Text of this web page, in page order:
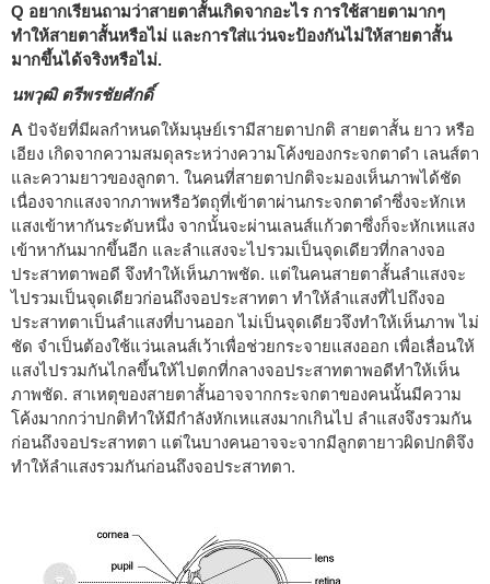
Q อยากเรียนถามว่าสายตาสั้นเกิดจากอะไร การใช้สายตามากๆ
ทำให้สายตาสั้นหรือไม่ และการใส่แว่นจะป้องกันไม่ให้สายตาสั้น
มากขึ้นได้จริงหรือไม่.
นพวุฒิ ตรีพรชัยศักดิ์
A ปัจจัยที่มีผลกำหนดให้มนุษย์เรามีสายตาปกติ สายตาสั้น ยาว หรือ
เอียง เกิดจากความสมดุลระหว่างความโค้งของกระจกตาดำ เลนส์ตา
และความยาวของลูกตา. ในคนที่สายตาปกติจะมองเห็นภาพได้ชัด
เนื่องจากแสงจากภาพหรือวัตถุที่เข้าตาผ่านกระจกตาดำซึ่งจะหักเห
แสงเข้าหากันระดับหนึ่ง จากนั้นจะผ่านเลนส์แก้วตาซึ่งก็จะหักเหแสง
เข้าหากันมากขึ้นอีก และลำแสงจะไปรวมเป็นจุดเดียวที่กลางจอ
ประสาทตาพอดี จึงทำให้เห็นภาพชัด. แต่ในคนสายตาสั้นลำแสงจะ
ไปรวมเป็นจุดเดียวก่อนถึงจอประสาทตา ทำให้ลำแสงที่ไปถึงจอ
ประสาทตาเป็นลำแสงที่บานออก ไม่เป็นจุดเดียวจึงทำให้เห็นภาพ ไม่
ชัด จำเป็นต้องใช้แว่นเลนส์เว้าเพื่อช่วยกระจายแสงออก เพื่อเลื่อนให้
แสงไปรวมกันไกลขึ้นให้ไปตกที่กลางจอประสาทตาพอดีทำให้เห็น
ภาพชัด. สาเหตุของสายตาสั้นอาจจากกระจกตาของคนนั้นมีความ
โค้งมากกว่าปกติทำให้มีกำลังหักเหแสงมากเกินไป ลำแสงจึงรวมกัน
ก่อนถึงจอประสาทตา แต่ในบางคนอาจจะจากมีลูกตายาวผิดปกติจึง
ทำให้ลำแสงรวมกันก่อนถึงจอประสาทตา.